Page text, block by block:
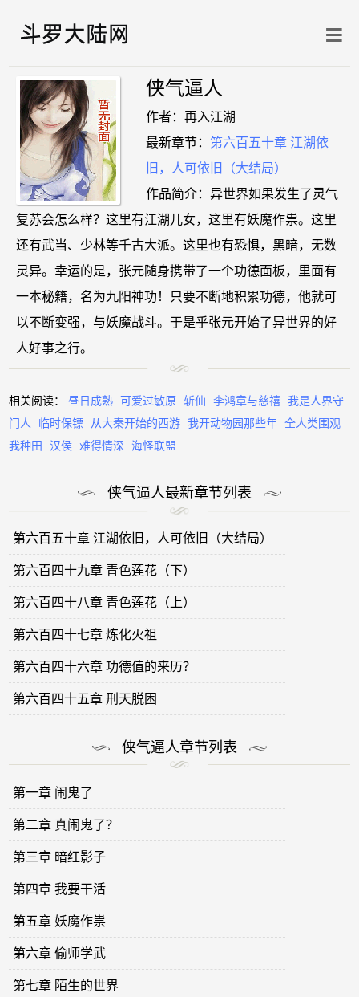
侠气逼人
作者：再入江湖
最新章节： 第六百五十章 江湖依
旧，人可依旧（大结局）
作品简介：异世界如果发生了灵气
复苏会怎么样？这里有江湖儿女，这里有妖魔作祟。这里
还有武当、少林等千古大派。这里也有恐惧，黑暗，无数
灵异。幸运的是，张元随身携带了一个功德面板，里面有
一本秘籍，名为九阳神功！只要不断地积累功德，他就可
以不断变强，与妖魔战斗。于是乎张元开始了异世界的好
人好事之行。
相关阅读：昼日成熟 可爱过敏原 斩仙 李鸿章与慈禧
我是人界守
门人
临时保镖 从大秦开始的西游 我开动物园那些年
全人类围观
我种田
汉侯 难得情深 海怪联盟
侠气逼人最新章节列表
第六百五十章 江湖依旧，人可依旧（大结局）
第六百四十九章 青色莲花（下）
第六百四十八章 青色莲花（上）
第六百四十七章 炼化火祖
第六百四十六章 功德值的来历？
第六百四十五章 刑天脱困
侠气逼人章节列表
第一章 闹鬼了
第二章 真闹鬼了？
第三章 暗红影子
第四章 我要干活
第五章 妖魔作祟
第六章 偷师学武
第七章 陌生的世界